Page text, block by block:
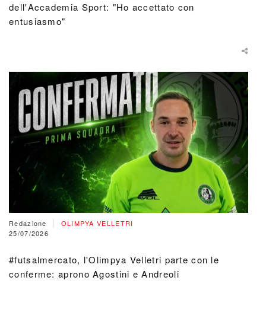
dell'Accademia Sport: "Ho accettato con
entusiasmo"
Redazione
OLIMPYA VELLETRI
25/07/2026
#futsalmercato, l'Olimpya Velletri parte con le
conferme: aprono Agostini e Andreoli